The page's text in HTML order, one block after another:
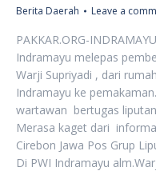
Berita Daerah Leave a
PAKKAR.ORG-
Indramayu melepas
Warji Supriyadi , dari
Indramayu ke
wartawan bertugas
Merasa kaget dari
Cirebon Jawa Pos Grup
Di PWI Indramayu